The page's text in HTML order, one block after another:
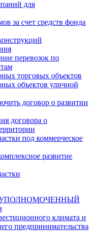
для
за счет средств фонда
перевозок по
торговых объектов
объектов уличной
договор о развитии
договора о
под коммерческое
развитие
климата и
предпринимательства